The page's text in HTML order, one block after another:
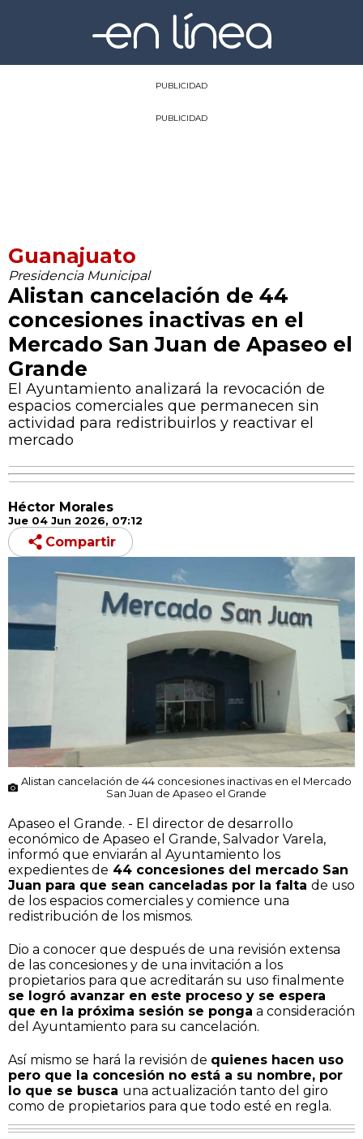
PUBLICIDAD
PUBLICIDAD
Guanajuato
Presidencia Municipal
Alistan cancelación de 44
concesiones inactivas en el
Mercado San Juan de Apaseo el
Grande
El Ayuntamiento analizará la revocación de
espacios comerciales que permanecen sin
actividad para redistribuirlos y reactivar el
mercado
Héctor Morales
Jue 04 Jun 2026, 07:12
Compartir
Alistan cancelación de 44 concesiones inactivas en el Mercado
San Juan de Apaseo el Grande
Apaseo el Grande. - El director de desarrollo
económico de Apaseo el Grande, Salvador Varela,
informó que enviarán al Ayuntamiento los
expedientes de 44 concesiones del mercado San
Juan para que sean canceladas por la falta de uso
de los espacios comerciales y comience una
redistribución de los mismos.
Dio a conocer que después de una revisión extensa
de las concesiones y de una invitación a los
propietarios para que acreditarán su uso finalmente
se logró avanzar en este proceso y se espera
que en la próxima sesión se ponga a consideración
del Ayuntamiento para su cancelación.
Así mismo se hará la revisión de quienes hacen uso
pero que la concesión no está a su nombre, por
lo que se busca una actualización tanto del giro
como de propietarios para que todo esté en regla.